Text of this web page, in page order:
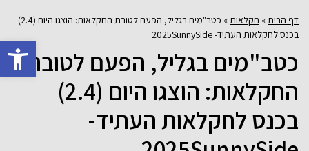
פתח
דף הבית » חקלאות »
כטב"מים בגליל, הפעם לטובת החקלאות: הוצגו היום (2.4)
בכנס לחקלאות העתיד- 2025SunnySide
כטב"מים בגליל, הפעם לטובת
החקלאות: הוצגו היום (2.4)
בכנס לחקלאות העתיד-